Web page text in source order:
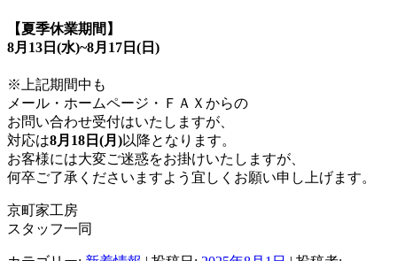
【夏季休業期間】
8月13日(水)~8月17 日(日)
※上記期間中も
メール・ホームページ・ＦＡＸからの
お問い合わせ受付はいたしますが、
対応は8月18日(月)以降となります。
お客様には大変ご迷惑をお掛けいたしますが、
何卒ご了承くださいますよう宜しくお願い申し上げます。
京町家工房
スタッフ一同